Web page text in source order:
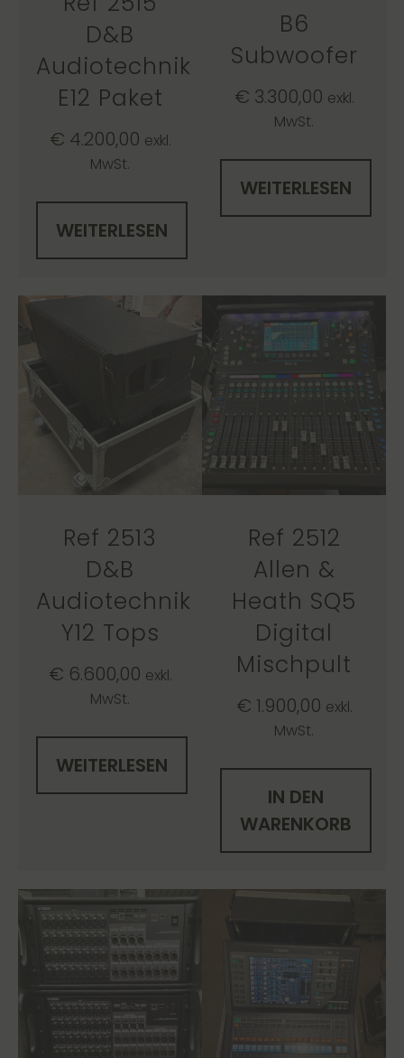
D&B
Audiotechnik
E12 Paket
€ 4.200,00 exkl.
MwSt.
WEITERLESEN
B6
Subwoofer
€ 3.300,00 exkl.
MwSt.
WEITERLESEN
Ref 2513
D&B
Audiotechnik
Y12 Tops
€ 6.600,00 exkl.
MwSt.
WEITERLESEN
Ref 2512
Allen &
Heath SQ5
Digital
Mischpult
€ 1.900,00 exkl.
MwSt.
IN DEN
WARENKORB